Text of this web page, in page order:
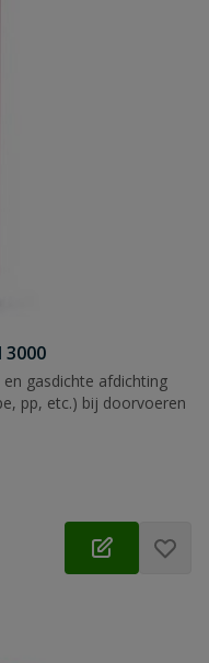
gasdichte afdichting
pp, etc.) bij doorvoeren